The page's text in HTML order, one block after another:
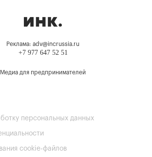
Реклама: adv@incrussia.ru
+7 977 647 52 51
Медиа для предпринимателей
персональных данных
cookie-файлов